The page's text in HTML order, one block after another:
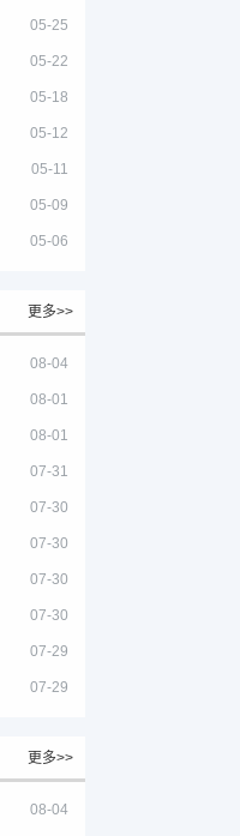
05-25
05-22
05-18
05-12
05-11
05-09
05-06
更多>>
08-04
08-01
08-01
07-31
07-30
07-30
07-30
07-30
07-29
07-29
更多>>
08-04